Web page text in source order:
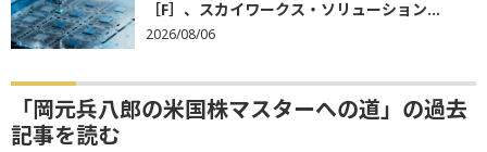
［F］、スカイワークス・ソリューション...
2026/08/06
「岡元兵八郎の米国株マスターへの道」の過去
記事を読む